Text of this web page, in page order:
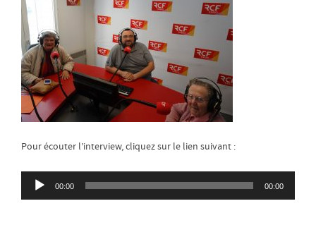
Pour écouter l’interview, cliquez sur le lien suivant :
Lecteur
audio
00:00 00:00